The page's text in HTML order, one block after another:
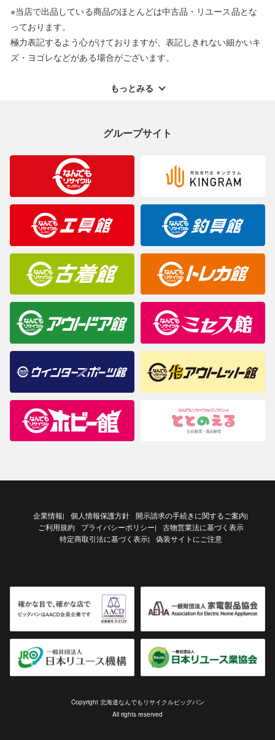
返品・交換について
※当店で出品している商品のほとんどは中古品・リユース品とな
っております。
極力表記するよう心がけておりますが、表記しきれない細かいキ
ズ・ヨゴレなどがある場合がございます。
ご理解くださいますようお願い申し上げます。
合がございますのでご了承ください。
※表記したカラー名は、当社が判断した名称を掲載しています。
製造元が定めたカラー名と異なることもあります。色調などご不
明なことがありましたらご購入前にお問い合わせください。
商品について
もっとみる
グループサイト
企業情報| 個人情報保護方針 開示請求の手続きに関するご案内|
ご利用規約 プライバシーポリシー|
古物営業法に基づく表示
特定商取引法に基づく表示| 偽装サイトにご注意
Copyright 北海道なんでもリサイクルビッグバン
All rights reserved